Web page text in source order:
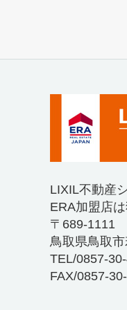
LIXIL不動産
ERA加盟店
〒689-1111
鳥取県鳥取
TEL/0857-
FAX/0857-